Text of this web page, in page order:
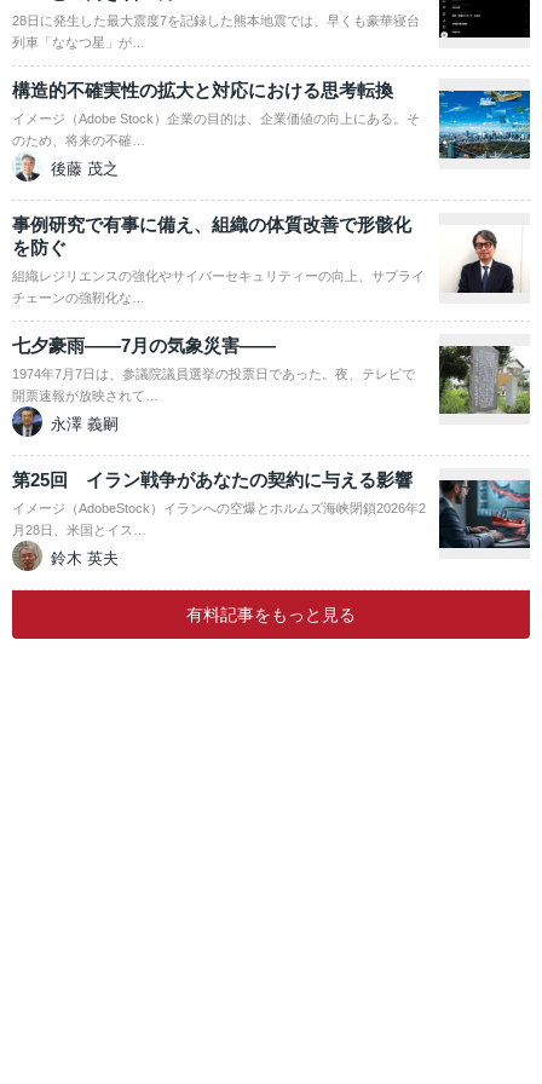
28日に発生した最大震度7を記録した熊本地震では、早くも豪華寝台
列車「ななつ星」が…
構造的不確実性の拡大と対応における思考転換
イメージ（Adobe Stock）企業の目的は、企業価値の向上にある。そ
のため、将来の不確…
後藤 茂之
事例研究で有事に備え、組織の体質改善で形骸化
を防ぐ
組織レジリエンスの強化やサイバーセキュリティーの向上、サプライ
チェーンの強靭化な…
七夕豪雨――7月の気象災害――
1974年7月7日は、参議院議員選挙の投票日であった。夜、テレビで
開票速報が放映されて…
永澤 義嗣
第25回 イラン戦争があなたの契約に与える影響
イメージ（AdobeStock）イランへの空爆とホルムズ海峡閉鎖2026年2
月28日、米国とイス…
鈴木 英夫
有料記事をもっと見る